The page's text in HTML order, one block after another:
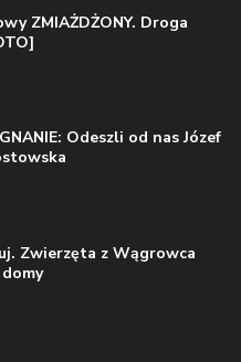
ZMIAŻDŻONY. Droga
Odeszli od nas Józef
Zwierzęta z Wągrowca